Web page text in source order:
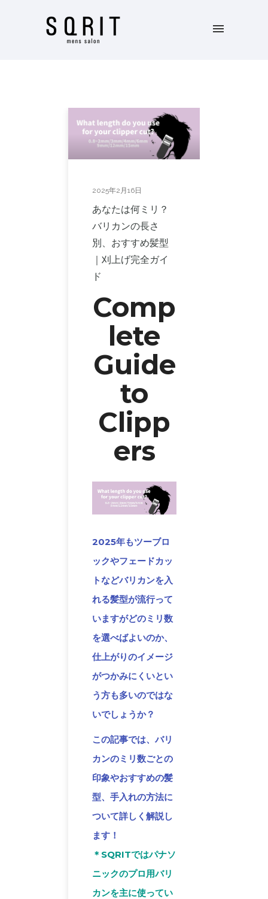
2025年2月16日
あなたは何ミリ？
バリカンの長さ
別、おすすめ髪型
｜刈上げ完全ガイ
ド
Comp
lete
Guide
to
Clipp
ers
2025年もツーブロ
ックやフェードカッ
トなどバリカンを入
れる髪型が流行って
いますがどのミリ数
を選べばよいのか、
仕上がりのイメージ
がつかみにくいとい
う方も多いのではな
いでしょうか？
この記事では、バリ
カンのミリ数ごとの
印象やおすすめの髪
型、手入れの方法に
ついて詳しく解説し
ます！
＊SQRITではパナソ
ニックのプロ用バリ
カンを主に使ってい